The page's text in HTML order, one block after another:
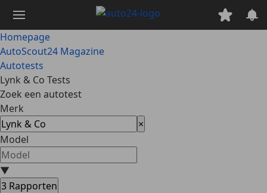
naar
hoofdinhoud
Homepage
AutoScout24 Magazine
Autotests
Lynk & Co Tests
Zoek een autotest
Merk
×
Model
▼
3 Rapporten